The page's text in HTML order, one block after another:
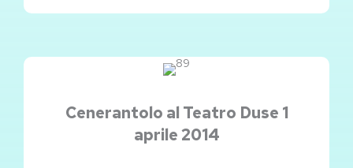
Cenerantolo al Teatro Duse 1
aprile 2014